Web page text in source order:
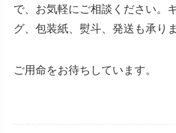
で、お気軽にご相談ください。
グ、包装紙、熨斗、発送も承りま
ご用命をお待ちしています。